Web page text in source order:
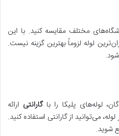
مختلف مقایسه کنید. با این
لوله لزوماً بهترین گزینه نیست.
لوله‌های پلیکا را باگارانتی ارائه
می‌توانید از گارانتی استفاده کنید.
شوید.